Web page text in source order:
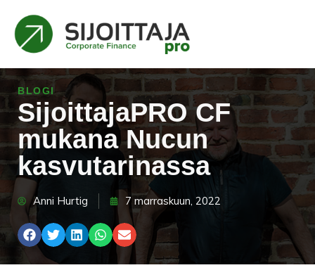
BLOGI
SijoittajaPRO CF
mukana Nucun
kasvutarinassa
Anni Hurtig 7 marraskuun, 2022